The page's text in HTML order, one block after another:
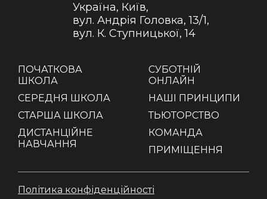
ПОЧАТКОВА
ШКОЛА
СЕРЕДНЯ ШКОЛА
СТАРША ШКОЛА
ДИСТАНЦІЙНЕ
НАВЧАННЯ
СУБОТНІЙ
ОНЛАЙН
НАШІ ПРИНЦИПИ
ТЬЮТОРСТВО
КОМАНДА
ПРИМІЩЕННЯ
Україна, Київ,
вул. Андрія Головка, 13/1,
вул. К. Ступницької, 14
Політика конфіденційності